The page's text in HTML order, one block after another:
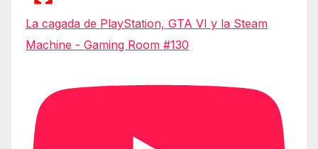
La cagada de PlayStation, GTA VI y la Steam
Machine - Gaming Room #130